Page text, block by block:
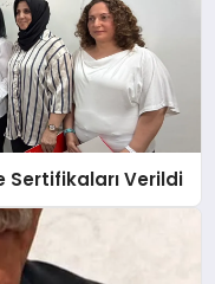
Sertifikaları Verildi